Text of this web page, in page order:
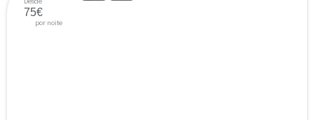
75€
por noite